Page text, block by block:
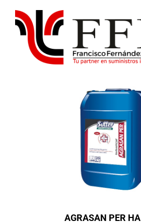
contenido
AGRASAN PER HA